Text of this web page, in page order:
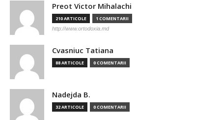
Preot Victor Mihalachi
210 ARTICOLE 1 COMENTARII
http://www.ortodoxia.md
Cvasniuc Tatiana
88 ARTICOLE 0 COMENTARII
Nadejda B.
32 ARTICOLE 0 COMENTARII